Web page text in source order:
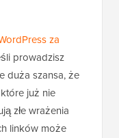
za
prowadzisz
duża szansa, że
już nie
złe wrażenia
linków może